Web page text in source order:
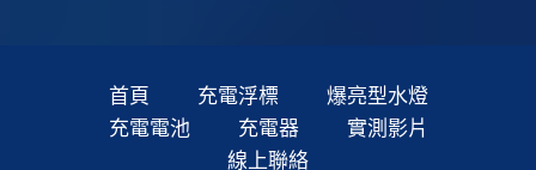
首頁 充電浮標
爆亮型水燈
充電電池
充電器
實測影片
線上聯絡